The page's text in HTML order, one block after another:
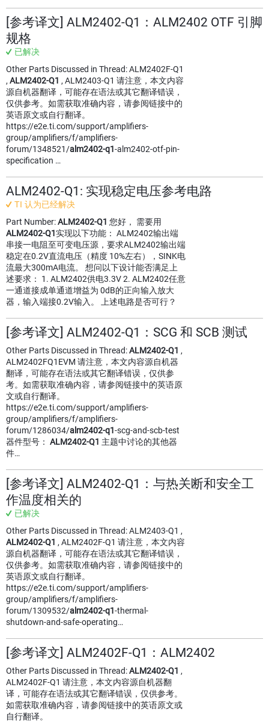
[参考译文] ALM2402-Q1：ALM2402 OTF 引脚
规格
已解决
Other Parts Discussed in Thread: ALM2402F-Q1
, ALM2402-Q1 , ALM2403-Q1 请注意，本文内容
源自机器翻译，可能存在语法或其它翻译错误，
仅供参考。如需获取准确内容，请参阅链接中的
英语原文或自行翻译。
https://e2e.ti.com/support/amplifiers-
group/amplifiers/f/amplifiers-
forum/1348521/alm2402-q1-alm2402-otf-pin-
specification …
ALM2402-Q1: 实现稳定电压参考电路
TI 认为已经解决
Part Number:ALM2402-Q1 您好， 需要用
ALM2402-Q1实现以下功能： ALM2402输出端
串接一电阻至可变电压源，要求ALM2402输出端
稳定在0.2V直流电压（精度 10%左右），SINK电
流最大300mA电流。 想问以下设计能否满足上
述要求： 1. ALM2402供电3.3V 2. ALM2402任意
一通道接成单通道增益为 0dB的正向输入放大
器，输入端接0.2V输入。 上述电路是否可行？
[参考译文] ALM2402-Q1：SCG 和 SCB 测试
Other Parts Discussed in Thread:ALM2402-Q1 ,
ALM2402FQ1EVM 请注意，本文内容源自机器
翻译，可能存在语法或其它翻译错误，仅供参
考。如需获取准确内容，请参阅链接中的英语原
文或自行翻译。
https://e2e.ti.com/support/amplifiers-
group/amplifiers/f/amplifiers-
forum/1286034/alm2402-q1-scg-and-scb-test
器件型号： ALM2402-Q1 主题中讨论的其他器
件…
[参考译文] ALM2402-Q1：与热关断和安全工
作温度相关的
已解决
Other Parts Discussed in Thread: ALM2403-Q1 ,
ALM2402-Q1 , ALM2402F-Q1 请注意，本文内容
源自机器翻译，可能存在语法或其它翻译错误，
仅供参考。如需获取准确内容，请参阅链接中的
英语原文或自行翻译。
https://e2e.ti.com/support/amplifiers-
group/amplifiers/f/amplifiers-
forum/1309532/alm2402-q1-thermal-
shutdown-and-safe-operating…
[参考译文] ALM2402F-Q1：ALM2402
Other Parts Discussed in Thread:ALM2402-Q1 ,
ALM2402F-Q1 请注意，本文内容源自机器翻
译，可能存在语法或其它翻译错误，仅供参考。
如需获取准确内容，请参阅链接中的英语原文或
自行翻译。